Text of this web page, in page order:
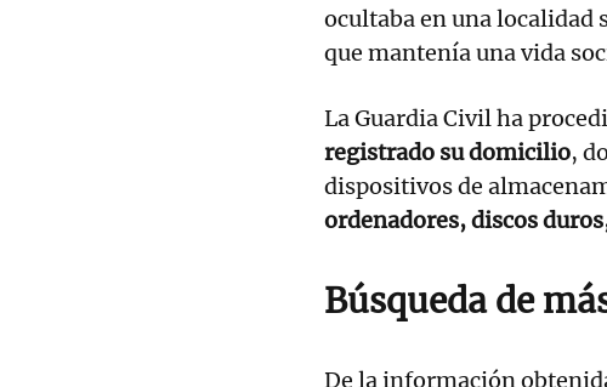
ocultaba en una localidad
que mantenía una vida
La Guardia Civil ha
registrado su domicilio,
dispositivos de
ordenadores, discos
Búsqueda de
De la información